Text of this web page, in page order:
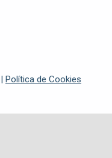
| Política de Cookies